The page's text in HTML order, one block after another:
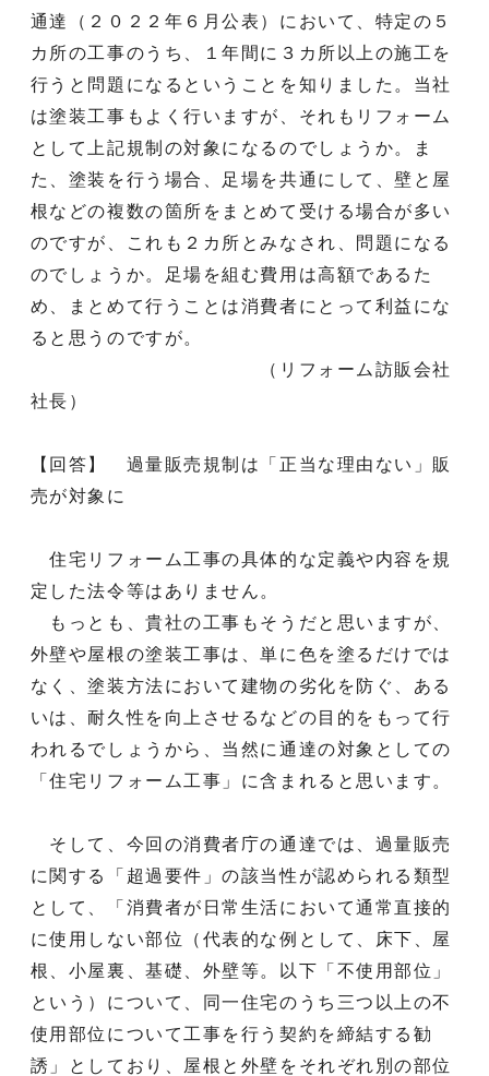
通達（２０２２年６月公表）において、特定の５
カ所の工事のうち、１年間に３カ所以上の施工を
行うと問題になるということを知りました。当社
は塗装工事もよく行いますが、それもリフォーム
として上記規制の対象になるのでしょうか。ま
た、塗装を行う場合、足場を共通にして、壁と屋
根などの複数の箇所をまとめて受ける場合が多い
のですが、これも２カ所とみなされ、問題になる
のでしょうか。足場を組む費用は高額であるた
め、まとめて行うことは消費者にとって利益にな
ると思うのですが。
（リフォーム訪販会社
社長）
【回答】 過量販売規制は「正当な理由ない」販
売が対象に
住宅リフォーム工事の具体的な定義や内容を規
定した法令等はありません。
もっとも、貴社の工事もそうだと思いますが、
外壁や屋根の塗装工事は、単に色を塗るだけでは
なく、塗装方法において建物の劣化を防ぐ、ある
いは、耐久性を向上させるなどの目的をもって行
われるでしょうから、当然に通達の対象としての
「住宅リフォーム工事」に含まれると思います。
そして、今回の消費者庁の通達では、過量販売
に関する「超過要件」の該当性が認められる類型
として、「消費者が日常生活において通常直接的
に使用しない部位（代表的な例として、床下、屋
根、小屋裏、基礎、外壁等。以下「不使用部位」
という）について、同一住宅のうち三つ以上の不
使用部位について工事を行う契約を締結する勧
誘」としており、屋根と外壁をそれぞれ別の部位